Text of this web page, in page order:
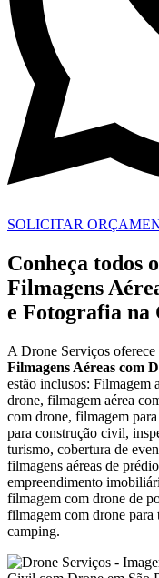
SOLICITAR
Conheça todos
Filmagens
e Fotografia na
A Drone Serviços
Filmagens Aéreas com
estão inclusos: Filmagem
drone, filmagem aérea
com drone, filmagem
para construção civil,
turismo, cobertura de
filmagens aéreas de
empreendimento
filmagem com drone de
filmagem com drone
camping.